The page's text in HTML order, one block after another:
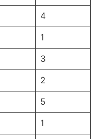
4
1
3
2
5
1